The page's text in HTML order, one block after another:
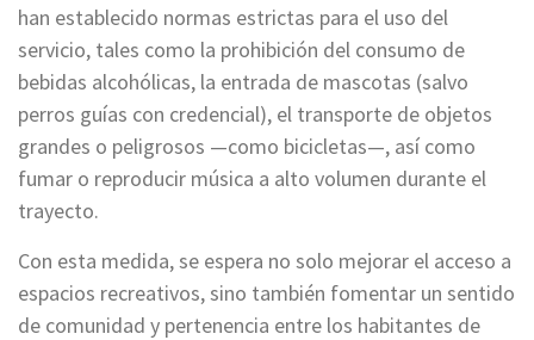
han establecido normas estrictas para el uso del
servicio, tales como la prohibición del consumo de
bebidas alcohólicas, la entrada de mascotas (salvo
perros guías con credencial), el transporte de objetos
grandes o peligrosos —como bicicletas—, así como
fumar o reproducir música a alto volumen durante el
trayecto.
Con esta medida, se espera no solo mejorar el acceso a
espacios recreativos, sino también fomentar un sentido
de comunidad y pertenencia entre los habitantes de